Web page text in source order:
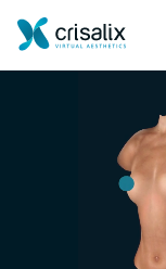
บ้านของหมอผ่าตัด